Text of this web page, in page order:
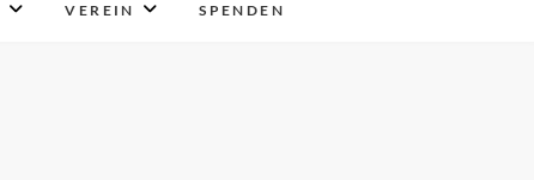
VEREIN SPENDEN